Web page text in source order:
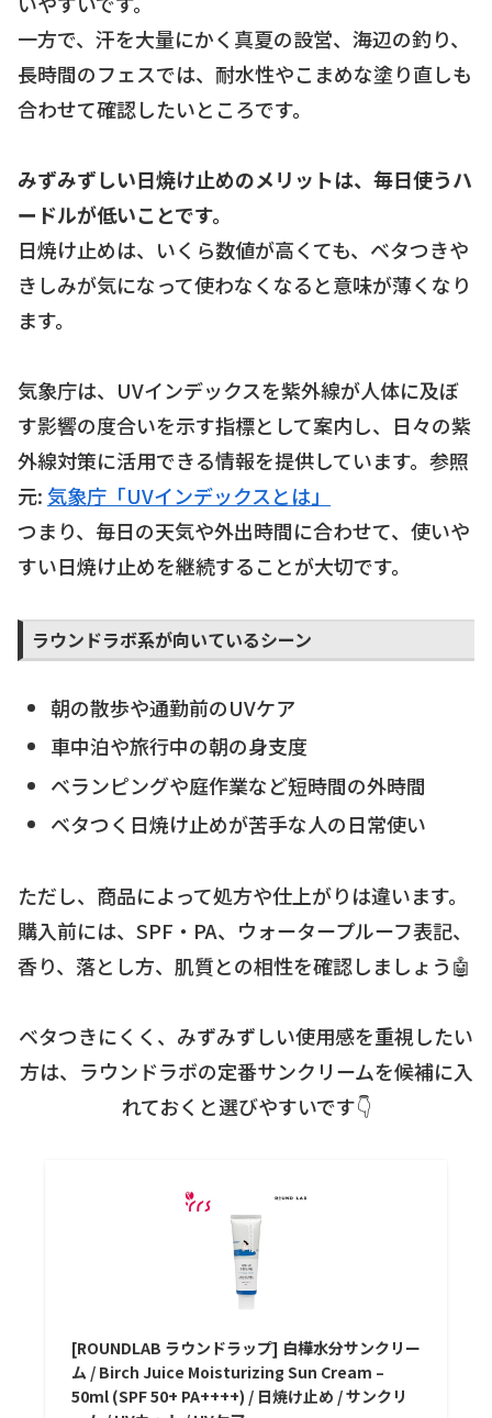
一方で、汗を大量にかく真夏の設営、海辺の釣り、
長時間のフェスでは、耐水性やこまめな塗り直しも
合わせて確認したいところです。
みずみずしい日焼け止めのメリットは、毎日使うハ
ードルが低いことです。
日焼け止めは、いくら数値が高くても、ベタつきや
きしみが気になって使わなくなると意味が薄くなり
ます。
気象庁は、UVインデックスを紫外線が人体に及ぼ
す影響の度合いを示す指標として案内し、日々の紫
外線対策に活用できる情報を提供しています。参照
元:気象庁「UVインデックスとは」
つまり、毎日の天気や外出時間に合わせて、使いや
すい日焼け止めを継続することが大切です。
ラウンドラボ系が向いているシーン
朝の散歩や通勤前のUVケア
車中泊や旅行中の朝の身支度
ベランピングや庭作業など短時間の外時間
ベタつく日焼け止めが苦手な人の日常使い
ただし、商品によって処方や仕上がりは違います。
購入前には、SPF・PA、ウォータープルーフ表記、
香り、落とし方、肌質との相性を確認しましょう🤖
ベタつきにくく、みずみずしい使用感を重視したい
方は、ラウンドラボの定番サンクリームを候補に入
れておくと選びやすいです👇
[ROUNDLAB ラウンドラップ] 白樺水分サンクリー
ム / Birch Juice Moisturizing Sun Cream –
50ml (SPF 50+ PA++++) / 日焼け止め / サンクリ